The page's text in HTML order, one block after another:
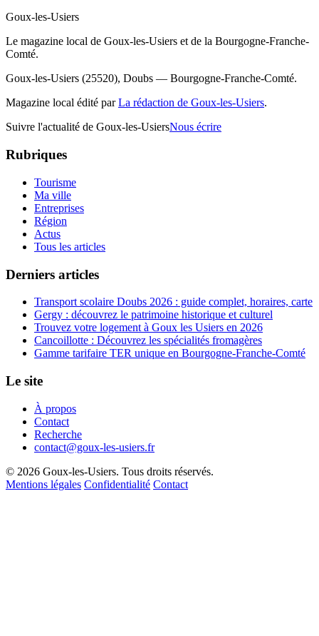
Goux-les-Usiers
Le magazine local de Goux-les-Usiers et de la Bourgogne-Franche-
Comté.
Goux-les-Usiers (25520), Doubs — Bourgogne-Franche-Comté.
Magazine local édité parLa rédaction de Goux-les-Usiers.
Suivre l'actualité de Goux-les-UsiersNous écrire
Rubriques
Tourisme
Ma ville
Entreprises
Région
Actus
Tous les articles
Derniers articles
Transport scolaire Doubs 2026 : guide complet, horaires, carte
Gergy : découvrez le patrimoine historique et culturel
Trouvez votre logement à Goux les Usiers en 2026
Cancoillotte : Découvrez les spécialités fromagères
Gamme tarifaire TER unique en Bourgogne-Franche-Comté
Le site
À propos
Contact
Recherche
contact@goux-les-usiers.fr
© 2026 Goux-les-Usiers. Tous droits réservés.
Mentions légales Confidentialité Contact